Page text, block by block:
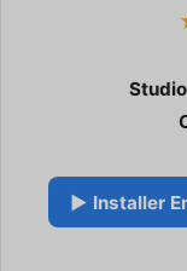
▶ Installer